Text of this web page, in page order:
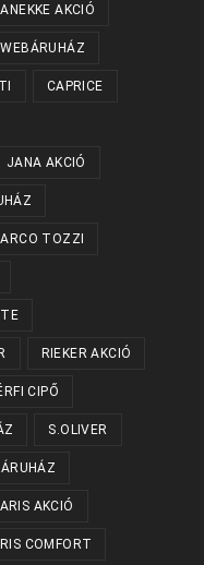
ANEKKE AKCIÓ
CAPRICE
JANA AKCIÓ
TOZZI
RIEKER AKCIÓ
CIPŐ
S.OLIVER
AKCIÓ
COMFORT